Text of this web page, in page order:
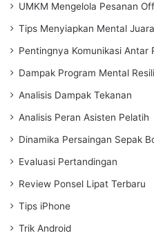
UMKM Mengelola Pesanan
Tips Menyiapkan Mental Juara
Pentingnya Komunikasi Antar
Dampak Program Mental
Analisis Dampak Tekanan
Analisis Peran Asisten Pelatih
Dinamika Persaingan Sepak
Evaluasi Pertandingan
Review Ponsel Lipat Terbaru
Tips iPhone
Trik Android